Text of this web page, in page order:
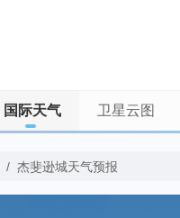
国际天气 卫星云图
/ 杰斐逊城天气预报